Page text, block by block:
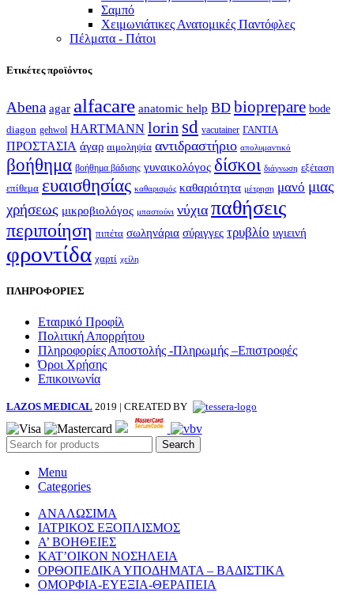
Σαμπό
Χειμωνιάτικες Ανατομικές Παντόφλες
Πέλματα - Πάτοι
Ετικέτες προϊόντος
Abena agar alfacare anatomic help BD bioprepare bode
diagon gehwol HARTMANN lorin sd vacutainer ΓΑΝΤΙΑ
ΠΡΟΣΤΑΣΙΑ άγαρ αιμοληψία αντιδραστήριο απολυμαντικό
βοήθημα βοήθημα βάδισης γυναικολόγος δίσκοι διάγνωση εξέταση
επίθεμα ευαισθησίας καθαρισμός καθαριότητα μέτρηση μανό μιας
χρήσεως μικροβιολόγος μπαστούνι νύχια παθήσεις
περιποίηση πιπέτα σωληνάρια σύριγγες τρυβλίο υγιεινή
φροντίδα χαρτί χείλη
ΠΛΗΡΟΦΟΡΙΕΣ
Εταιρικό Προφίλ
Πολιτική Απορρήτου
Πληροφορίες Αποστολής -Πληρωμής –Επιστροφές
Όροι Χρήσης
Επικοινωνία
LAZOS MEDICAL 2019 | CREATED BY
Search
Menu
Categories
ΑΝΑΛΩΣΙΜΑ
ΙΑΤΡΙΚΟΣ ΕΞΟΠΛΙΣΜΟΣ
Α’ ΒΟΗΘΕΙΕΣ
ΚΑΤ’ΟΙΚΟΝ ΝΟΣΗΛΕΙΑ
ΟΡΘΟΠΕΔΙΚΑ ΥΠΟΔΗΜΑΤΑ – ΒΑΔΙΣΤΙΚΑ
ΟΜΟΡΦΙΑ-ΕΥΕΞΙΑ-ΘΕΡΑΠΕΙΑ